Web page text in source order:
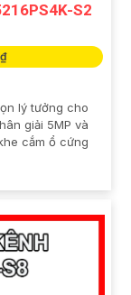
S2
lý tưởng cho
giải 5MP và
cắm ổ cứng